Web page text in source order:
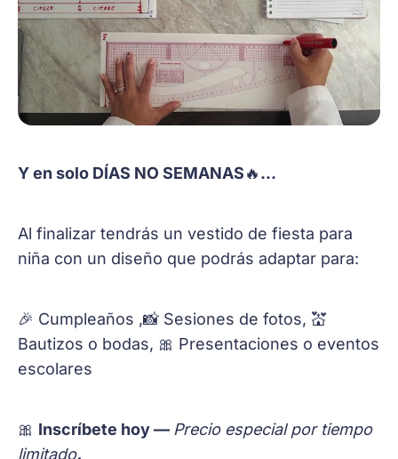
Y en solo DÍAS NO SEMANAS🔥...
Al finalizar tendrás un vestido de fiesta para
niña con un diseño que podrás adaptar para:
🎉 Cumpleaños ,📸 Sesiones de fotos, 💒
Bautizos o bodas, 🎀 Presentaciones o eventos
escolares
🎀 Inscríbete hoy — Precio especial por tiempo
limitado.